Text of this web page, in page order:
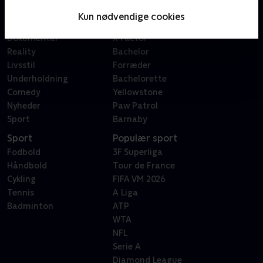
Kun nødvendige cookies
Dokumentar
Reality
Livsstil
Underholdning
Comedy
Nyheder
Sport
Badehotellet
Sygeplejeskolen
X Factor
Bachelor
Forræder
Bachelorette
Yellowstone
Paw Patrol
Barnaby
Sport
Fodbold
Håndbold
Cykling
Tennis
Badminton
Populær sport
3F Superliga
Tour de France
FIFA VM 2026
A Liga
ATP
WTA
NFL
Serie A
Diamond League